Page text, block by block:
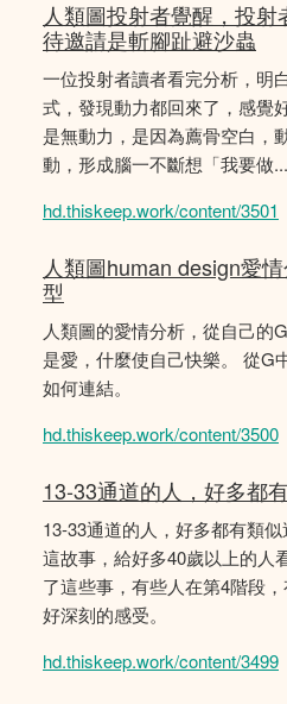
人類圖投射者覺醒，投
待邀請是斬腳趾避沙蟲
一位投射者讀者看完分析，明
式，發現動力都回來了，感覺
是無動力，是因為薦骨空白，
動，形成腦一不斷想「我要做
hd.thiskeep.work/content/3501
人類圖human design愛
型
人類圖的愛情分析，從自己的
是愛，什麼使自己快樂。 從G
如何連結。
hd.thiskeep.work/content/3500
13-33通道的人，好多都
13-33通道的人，好多都有類
這故事，給好多40歲以上的人
了這些事，有些人在第4階段，
好深刻的感受。
hd.thiskeep.work/content/3499